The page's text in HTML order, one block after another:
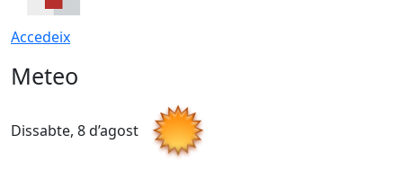
Accedeix
Meteo
Dissabte, 8 d’agost